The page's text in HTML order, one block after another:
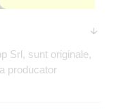
Srl, sunt originale,
producator